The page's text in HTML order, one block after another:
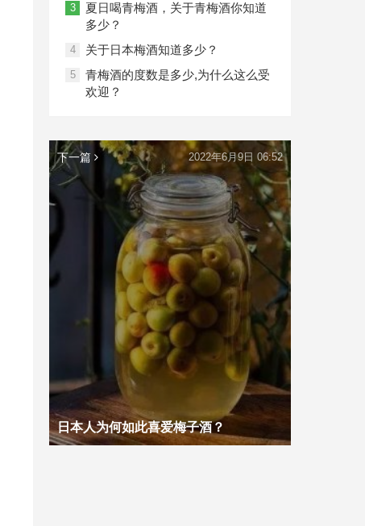
3
夏日喝青梅酒，关于青梅酒你知道
多少？
4 关于日本梅酒知道多少？
5
青梅酒的度数是多少,为什么这么受
欢迎？
下一篇
日本人为何如此喜爱梅子酒？
2022年6月9日 06:52